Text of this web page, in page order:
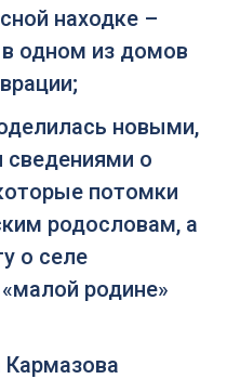
находке –
одном из домов
новыми,
сведениями о
потомки
родословам, а
о селе
родине»
Кармазова